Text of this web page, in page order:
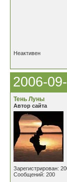
Неактивен
2006-
Тень Луны
Автор сайта
Зарегистрирован:
Сообщений: 200